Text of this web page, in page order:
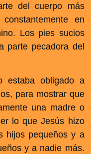
del cuerpo más
en
Los pies sucios
parte pecadora del
estaba obligado a
para mostrar que
una madre o
lo que Jesús hizo
hijos pequeños y a
y a nadie más.